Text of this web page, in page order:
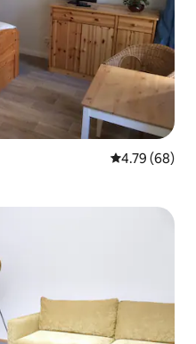
Calificación
4.79 (68)